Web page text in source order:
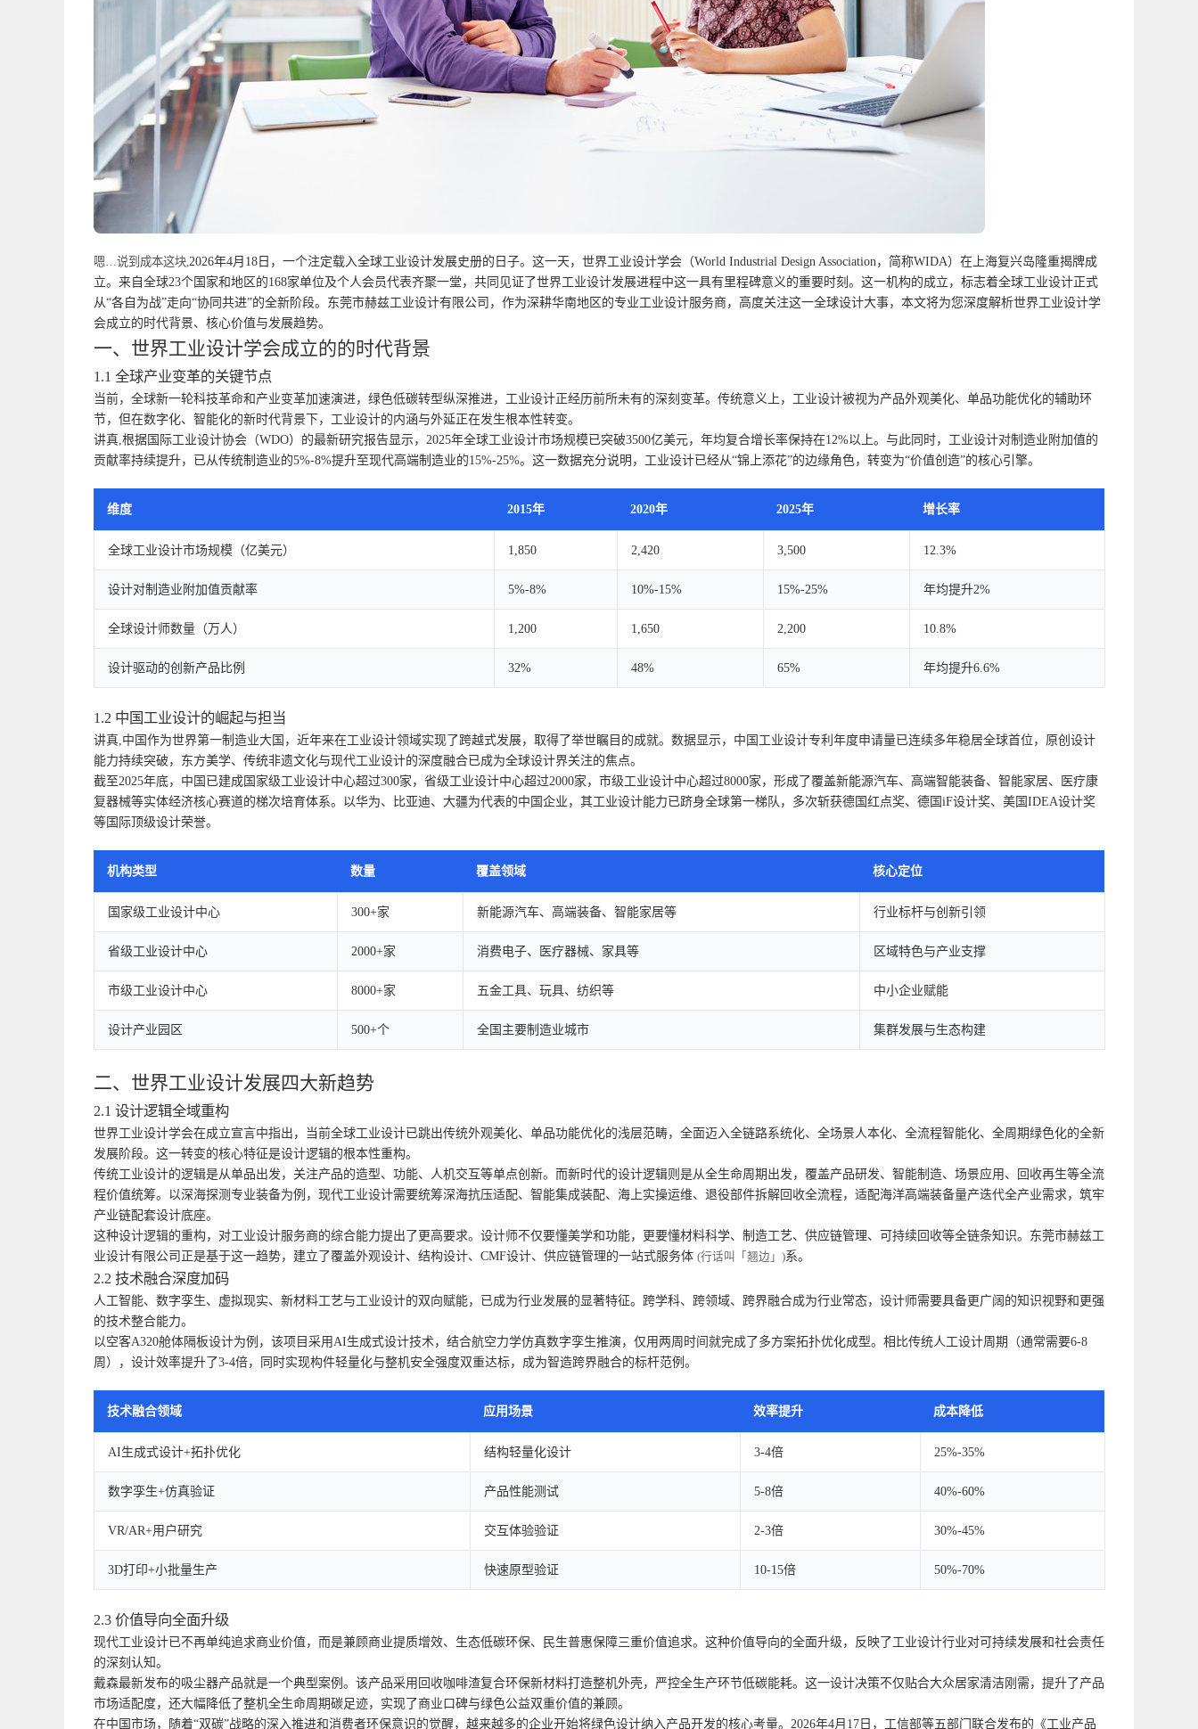
嗯…说到成本这块,2026年4月18日，一个注定载入全球工业设计发展史册的日子。这一天，世界工业设计学会（World Industrial Design Association，简称WIDA）在上海复兴岛隆重揭牌成
立。来自全球23个国家和地区的168家单位及个人会员代表齐聚一堂，共同见证了世界工业设计发展进程中这一具有里程碑意义的重要时刻。这一机构的成立，标志着全球工业设计正式
从“各自为战”走向“协同共进”的全新阶段。东莞市赫兹工业设计有限公司，作为深耕华南地区的专业工业设计服务商，高度关注这一全球设计大事，本文将为您深度解析世界工业设计学
会成立的时代背景、核心价值与发展趋势。
一、世界工业设计学会成立的的时代背景
1.1 全球产业变革的关键节点
当前，全球新一轮科技革命和产业变革加速演进，绿色低碳转型纵深推进，工业设计正经历前所未有的深刻变革。传统意义上，工业设计被视为产品外观美化、单品功能优化的辅助环
节，但在数字化、智能化的新时代背景下，工业设计的内涵与外延正在发生根本性转变。
讲真,根据国际工业设计协会（WDO）的最新研究报告显示，2025年全球工业设计市场规模已突破3500亿美元，年均复合增长率保持在12%以上。与此同时，工业设计对制造业附加值的
贡献率持续提升，已从传统制造业的5%-8%提升至现代高端制造业的15%-25%。这一数据充分说明，工业设计已经从“锦上添花”的边缘角色，转变为“价值创造”的核心引擎。
维度 2015年 2020年 2025年 增长率
全球工业设计市场规模（亿美元） 1,850 2,420 3,500 12.3%
设计对制造业附加值贡献率 5%-8% 10%-15% 15%-25% 年均提升2%
全球设计师数量（万人） 1,200 1,650 2,200 10.8%
设计驱动的创新产品比例 32% 48% 65% 年均提升6.6%
1.2 中国工业设计的崛起与担当
讲真,中国作为世界第一制造业大国，近年来在工业设计领域实现了跨越式发展，取得了举世瞩目的成就。数据显示，中国工业设计专利年度申请量已连续多年稳居全球首位，原创设计
能力持续突破，东方美学、传统非遗文化与现代工业设计的深度融合已成为全球设计界关注的焦点。
截至2025年底，中国已建成国家级工业设计中心超过300家，省级工业设计中心超过2000家，市级工业设计中心超过8000家，形成了覆盖新能源汽车、高端智能装备、智能家居、医疗康
复器械等实体经济核心赛道的梯次培育体系。以华为、比亚迪、大疆为代表的中国企业，其工业设计能力已跻身全球第一梯队，多次斩获德国红点奖、德国iF设计奖、美国IDEA设计奖
等国际顶级设计荣誉。
机构类型 数量 覆盖领域 核心定位
国家级工业设计中心 300+家 新能源汽车、高端装备、智能家居等 行业标杆与创新引领
省级工业设计中心 2000+家 消费电子、医疗器械、家具等 区域特色与产业支撑
市级工业设计中心 8000+家 五金工具、玩具、纺织等 中小企业赋能
设计产业园区 500+个 全国主要制造业城市 集群发展与生态构建
二、世界工业设计发展四大新趋势
2.1 设计逻辑全域重构
世界工业设计学会在成立宣言中指出，当前全球工业设计已跳出传统外观美化、单品功能优化的浅层范畴，全面迈入全链路系统化、全场景人本化、全流程智能化、全周期绿色化的全新
发展阶段。这一转变的核心特征是设计逻辑的根本性重构。
传统工业设计的逻辑是从单品出发，关注产品的造型、功能、人机交互等单点创新。而新时代的设计逻辑则是从全生命周期出发，覆盖产品研发、智能制造、场景应用、回收再生等全流
程价值统筹。以深海探测专业装备为例，现代工业设计需要统筹深海抗压适配、智能集成装配、海上实操运维、退役部件拆解回收全流程，适配海洋高端装备量产迭代全产业需求，筑牢
产业链配套设计底座。
这种设计逻辑的重构，对工业设计服务商的综合能力提出了更高要求。设计师不仅要懂美学和功能，更要懂材料科学、制造工艺、供应链管理、可持续回收等全链条知识。东莞市赫兹工
业设计有限公司正是基于这一趋势，建立了覆盖外观设计、结构设计、CMF设计、供应链管理的一站式服务体 (行话叫「翘边」)系。
2.2 技术融合深度加码
人工智能、数字孪生、虚拟现实、新材料工艺与工业设计的双向赋能，已成为行业发展的显著特征。跨学科、跨领域、跨界融合成为行业常态，设计师需要具备更广阔的知识视野和更强
的技术整合能力。
以空客A320舱体隔板设计为例，该项目采用AI生成式设计技术，结合航空力学仿真数字孪生推演，仅用两周时间就完成了多方案拓扑优化成型。相比传统人工设计周期（通常需要6-8
周），设计效率提升了3-4倍，同时实现构件轻量化与整机安全强度双重达标，成为智造跨界融合的标杆范例。
技术融合领域 应用场景 效率提升 成本降低
AI生成式设计+拓扑优化 结构轻量化设计 3-4倍 25%-35%
数字孪生+仿真验证 产品性能测试 5-8倍 40%-60%
VR/AR+用户研究 交互体验验证 2-3倍 30%-45%
3D打印+小批量生产 快速原型验证 10-15倍 50%-70%
2.3 价值导向全面升级
现代工业设计已不再单纯追求商业价值，而是兼顾商业提质增效、生态低碳环保、民生普惠保障三重价值追求。这种价值导向的全面升级，反映了工业设计行业对可持续发展和社会责任
的深刻认知。
戴森最新发布的吸尘器产品就是一个典型案例。该产品采用回收咖啡渣复合环保新材料打造整机外壳，严控全生产环节低碳能耗。这一设计决策不仅贴合大众居家清洁刚需，提升了产品
市场适配度，还大幅降低了整机全生命周期碳足迹，实现了商业口碑与绿色公益双重价值的兼顾。
在中国市场，随着“双碳”战略的深入推进和消费者环保意识的觉醒，越来越多的企业开始将绿色设计纳入产品开发的核心考量。2026年4月17日，工信部等五部门联合发布的《工业产品